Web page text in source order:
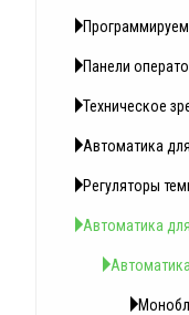
Панели
Техническое
Автоматика
Регуляторы
Автоматика